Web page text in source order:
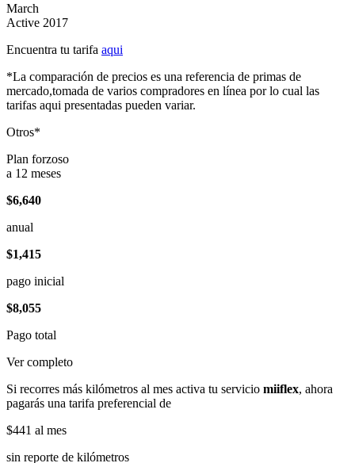
March
Active 2017
Encuentra tu tarifa aqui
*La comparación de precios es una referencia de primas de
mercado,tomada de varios compradores en línea por lo cual las
tarifas aqui presentadas pueden variar.
Otros*
Plan forzoso
a 12 meses
$6,640
anual
$1,415
pago inicial
$8,055
Pago total
Ver completo
Si recorres más kilómetros al mes activa tu servicio miiflex, ahora
pagarás una tarifa preferencial de
$441 al mes
sin reporte de kilómetros